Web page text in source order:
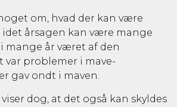
om, hvad der kan være
idet årsagen kan være mange
mange år været af den
var problemer i mave-
gav ondt i maven.
dog, at det også kan skyldes